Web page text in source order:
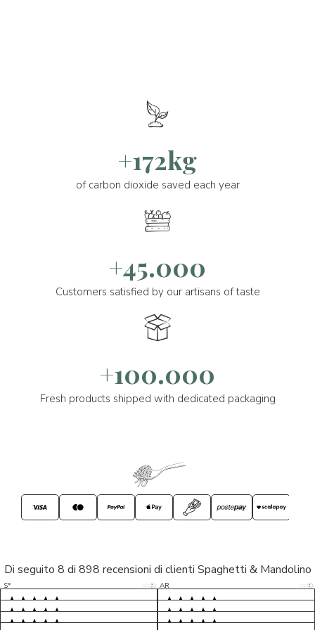
+172kg
of carbon dioxide saved each year
+45.000
Customers satisfied by our artisans of taste
+100.000
Fresh products shipped with dedicated packaging
Di seguito 8 di 898 recensioni di clienti Spaghetti & Mandolino
S* 5/5
Tutto ok. Consegna celere , pacco
LP 5/5
M* 5/5
MC 5/5
AR 5/5
esperienza sicuramente positiva,
D* 5/5
S* 5/5